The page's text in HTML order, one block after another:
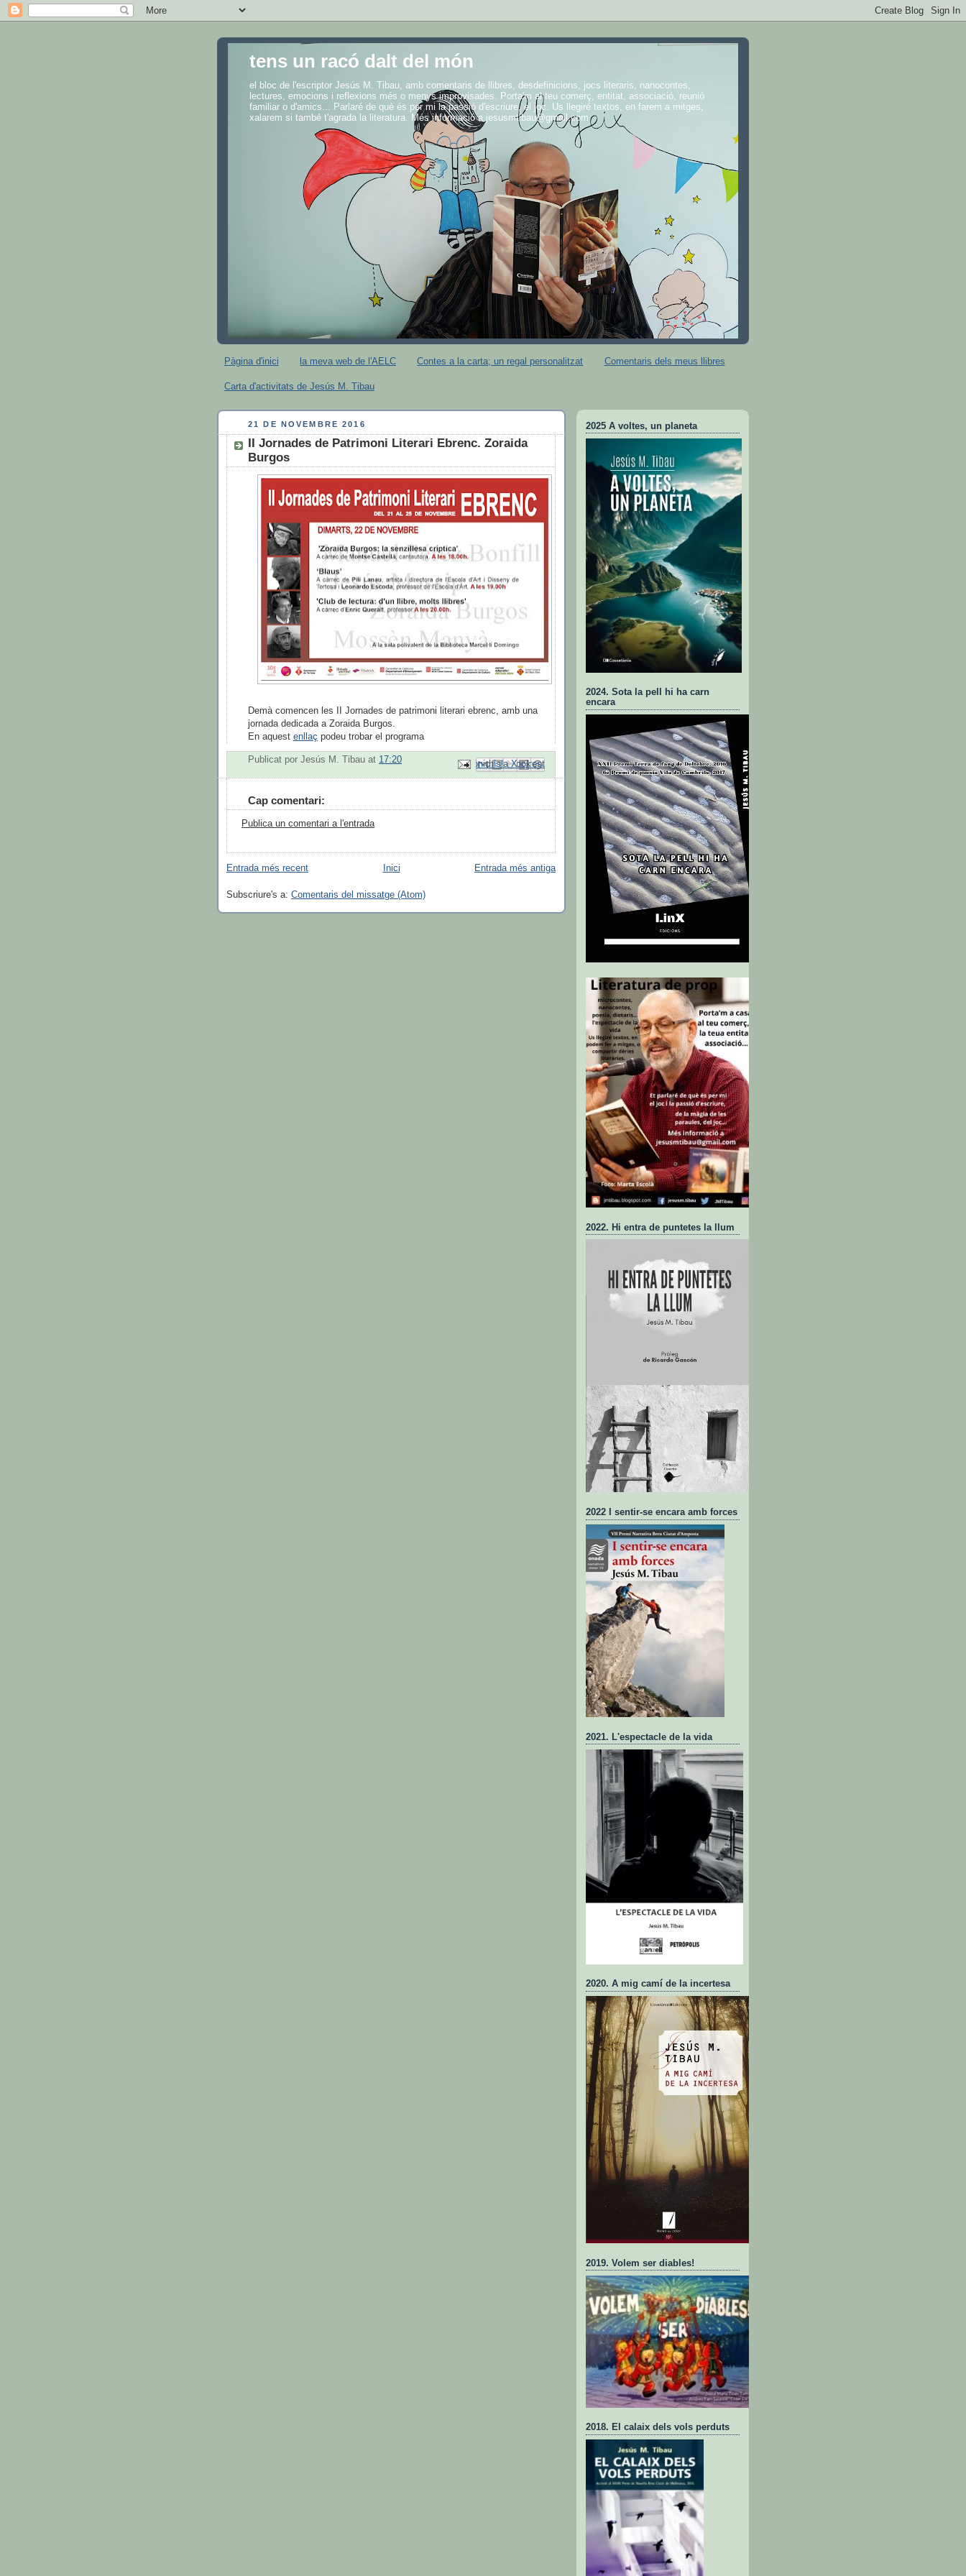
tens un racó dalt del món
el bloc de l'escriptor Jesús M. Tibau, amb comentaris de llibres, desdefinicions, jocs literaris, nanocontes,
lectures, emocions i reflexions més o menys improvisades. Porta'm al teu comerç, entitat, associació, reunió
familiar o d'amics... Parlaré de què és per mi la passió d'escriure, el joc. Us llegiré textos, en farem a mitges,
xalarem si també t'agrada la literatura. Més informació a jesusmtibau@gmail.com
Pàgina d'inici la meva web de l'AELC Contes a la carta; un regal personalitzat Comentaris dels meus llibres
Carta d'activitats de Jesús M. Tibau
21 DE NOVEMBRE 2016
II Jornades de Patrimoni Literari Ebrenc. Zoraida
Burgos
Demà comencen les II Jornades de patrimoni literari ebrenc, amb una
jornada dedicada a Zoraida Burgos.
En aquest enllaç podeu trobar el programa
Publicat por Jesús M. Tibau at 17:20
Envia per correu electrònic
BlogThis!
Comparteix a X
Comparteix a Facebook
Comparteix a Pinterest
Cap comentari:
Publica un comentari a l'entrada
Entrada més recent Entrada més antiga
Inici
Subscriure's a: Comentaris del missatge (Atom)
2025 A voltes, un planeta
2024. Sota la pell hi ha carn
encara
2022. Hi entra de puntetes la llum
2022 I sentir-se encara amb forces
2021. L'espectacle de la vida
2020. A mig camí de la incertesa
2019. Volem ser diables!
2018. El calaix dels vols perduts